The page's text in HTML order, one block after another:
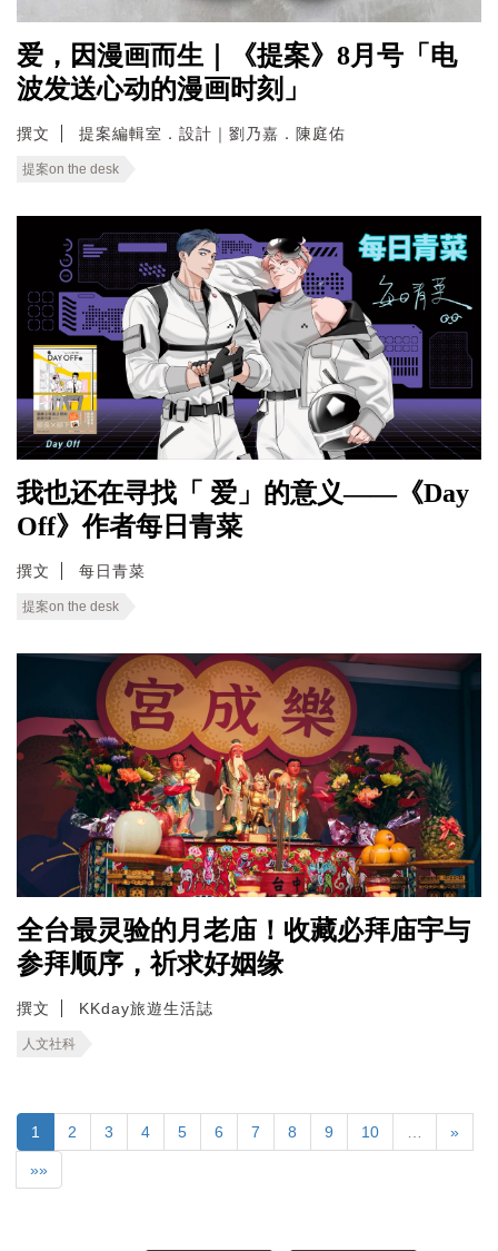
爱，因漫画而生｜《提案》8月号「电
波发送心动的漫画时刻」
撰文 提案編輯室．設計｜劉乃嘉．陳庭佑
提案on the desk
我也还在寻找「 爱」的意义——《Day
Off》作者每日青菜
撰文 每日青菜
提案on the desk
全台最灵验的月老庙！收藏必拜庙宇与
参拜顺序，祈求好姻缘
撰文 KKday旅遊生活誌
人文社科
1 2 3 4 5 6 7 8 9 10 »
»»